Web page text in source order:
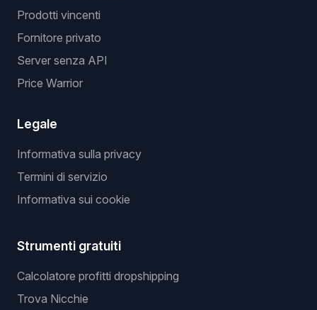
Prodotti vincenti
Fornitore privato
Server senza API
Price Warrior
Legale
Informativa sulla privacy
Termini di servizio
Informativa sui cookie
Strumenti gratuiti
Calcolatore profitti dropshipping
Trova Nicchie